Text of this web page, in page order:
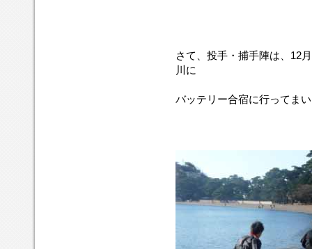
さて、投手・捕手陣は、12
川に
バッテリー合宿に行ってま